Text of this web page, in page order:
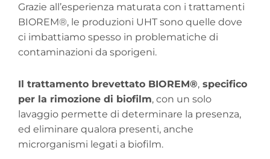
Grazie all’esperienza maturata con i trattamenti
BIOREM®, le produzioni UHT sono quelle dove
ci imbattiamo spesso in problematiche di
contaminazioni da sporigeni.
Il trattamento brevettato BIOREM®, specifico
per la rimozione di biofilm, con un solo
lavaggio permette di determinare la presenza,
ed eliminare qualora presenti, anche
microrganismi legati a biofilm.